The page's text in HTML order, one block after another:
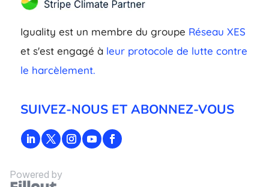
Iguality est un membre du groupe Réseau XES
et s'est engagé à leur protocole de lutte contre
le harcèlement.
SUIVEZ-NOUS ET ABONNEZ-VOUS